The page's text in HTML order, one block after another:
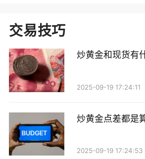
交易技巧
炒黄金和现货有
2025-09-19 17:24:11
炒黄金点差都是
2025-09-19 17:24:53